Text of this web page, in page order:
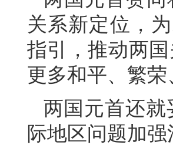
关系新定位，
指引，推动两
更多和平、繁荣
两国元首还
际地区问题加